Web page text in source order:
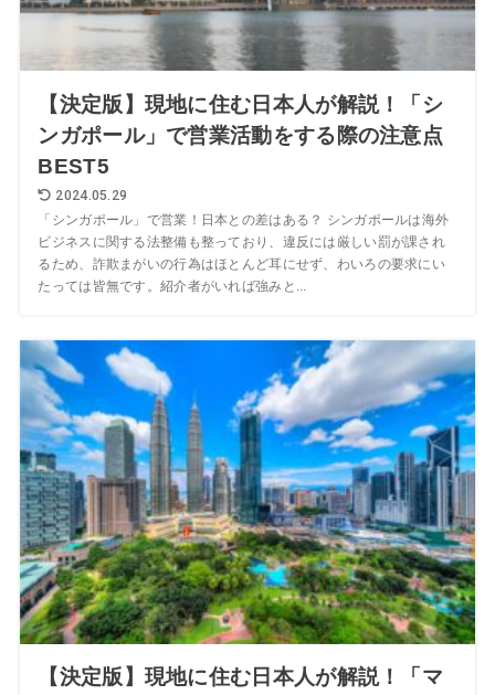
【決定版】現地に住む日本人が解説！「シ
ンガポール」で営業活動をする際の注意点
BEST5
2024.05.29
「シンガポール」で営業！日本との差はある？ シンガポールは海外
ビジネスに関する法整備も整っており、違反には厳しい罰が課され
るため、詐欺まがいの行為はほとんど耳にせず、わいろの要求にい
たっては皆無です。紹介者がいれば強みと...
【決定版】現地に住む日本人が解説！「マ